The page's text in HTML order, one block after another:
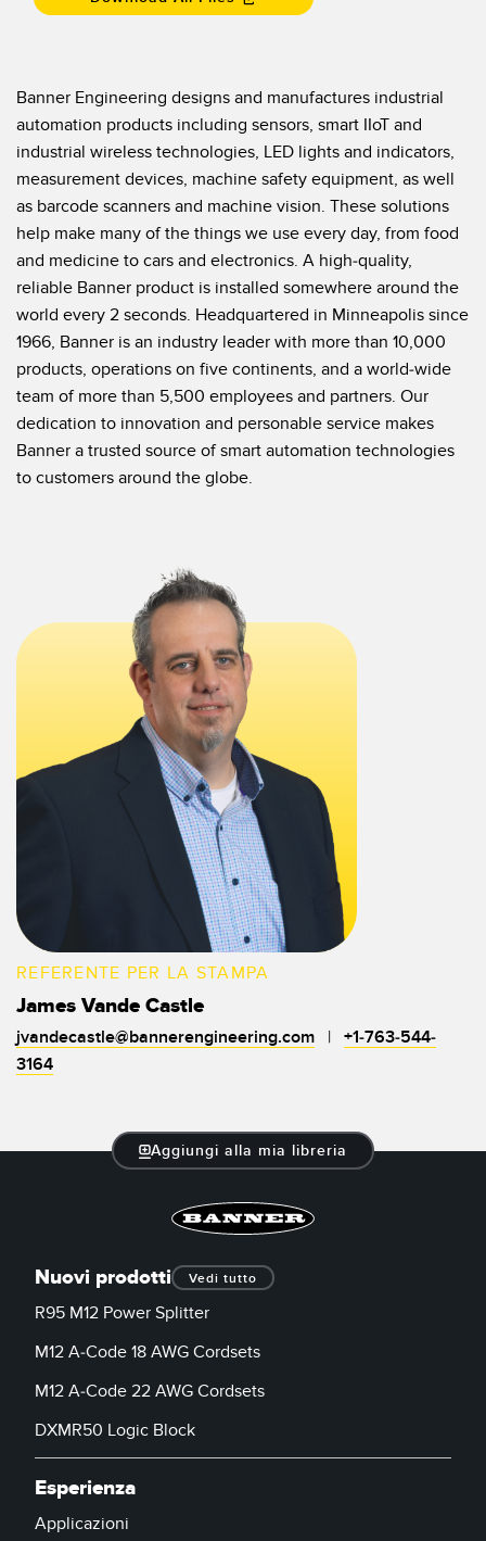
Banner Engineering designs and manufactures industrial
automation products including sensors, smart IIoT and
industrial wireless technologies, LED lights and indicators,
measurement devices, machine safety equipment, as well
as barcode scanners and machine vision. These solutions
help make many of the things we use every day, from food
and medicine to cars and electronics. A high-quality,
reliable Banner product is installed somewhere around the
world every 2 seconds. Headquartered in Minneapolis since
1966, Banner is an industry leader with more than 10,000
products, operations on five continents, and a world-wide
team of more than 5,500 employees and partners. Our
dedication to innovation and personable service makes
Banner a trusted source of smart automation technologies
to customers around the globe.
REFERENTE PER LA STAMPA
James Vande Castle
jvandecastle@bannerengineering.com | +1-763-544-
3164
Aggiungi alla mia libreria
Nuovi prodotti Vedi tutto
R95 M12 Power Splitter
M12 A-Code 18 AWG Cordsets
M12 A-Code 22 AWG Cordsets
DXMR50 Logic Block
Esperienza
Applicazioni